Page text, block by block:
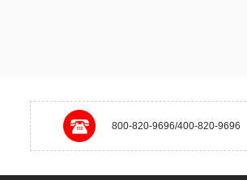
800-820-9696/400-820-9696